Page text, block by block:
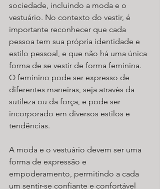
sociedade, incluindo a moda e o
vestuário. No contexto do vestir, é
importante reconhecer que cada
pessoa tem sua própria identidade e
estilo pessoal, e que não há uma única
forma de se vestir de forma feminina.
O feminino pode ser expresso de
diferentes maneiras, seja através da
sutileza ou da força, e pode ser
incorporado em diversos estilos e
tendências.
A moda e o vestuário devem ser uma
forma de expressão e
empoderamento, permitindo a cada
um sentir-se confiante e confortável